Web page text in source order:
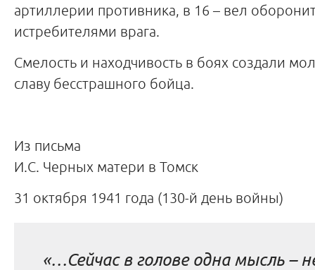
артиллерии противника, в 16 – вел
истребителями врага.
Смелость и находчивость в боях создали
славу бесстрашного бойца.
Из письма
И.С. Черных матери в Томск
31 октября 1941 года (130-й день войны)
«…Сейчас в голове одна мысль –